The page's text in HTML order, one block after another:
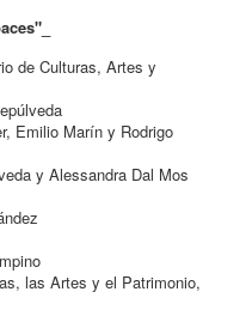
de Culturas, Artes y
Emilio Marín y Rodrigo
y Alessandra Dal Mos
las Artes y el Patrimonio,